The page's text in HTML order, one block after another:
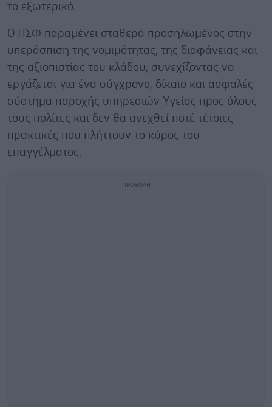
το εξωτερικό.
Ο ΠΣΦ παραμένει σταθερά προσηλωμένος στην
υπεράσπιση της νομιμότητας, της διαφάνειας και
της αξιοπιστίας του κλάδου, συνεχίζοντας να
εργάζεται για ένα σύγχρονο, δίκαιο και ασφαλές
σύστημα παροχής υπηρεσιών Υγείας προς όλους
τους πολίτες και δεν θα ανεχθεί ποτέ τέτοιες
πρακτικές που πλήττουν το κύρος του
επαγγέλματος.